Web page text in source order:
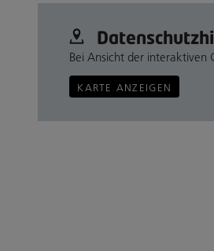
Bei Ansicht der interaktiven
KARTE ANZEIGEN